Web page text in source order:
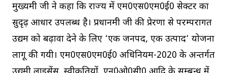
मुख्यमंत्री जी ने कहा कि राज्य में एम0एस0एम0ई0 सेक्टर का
सुदृढ़ आधार उपलब्ध है। प्रधानमंत्री जी की प्रेरणा से परम्परागत
उद्यम को बढ़ावा देने के लिए ‘एक जनपद, एक उत्पाद‘ योजना
लागू की गयी। एम0एस0एम0ई0 अधिनियम-2020 के अन्तर्गत